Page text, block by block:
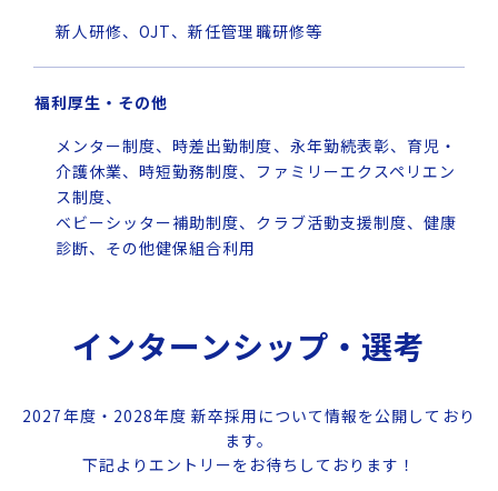
新人研修、OJT、新任管理職研修等
福利厚生・その他
メンター制度、時差出勤制度、永年勤続表彰、育児・
介護休業、時短勤務制度、ファミリーエクスペリエン
ス制度、
ベビーシッター補助制度、クラブ活動支援制度、健康
診断、その他健保組合利用
インターンシップ・選考
2027年度・2028年度 新卒採用について情報を公開しており
ます。
下記よりエントリーをお待ちしております！